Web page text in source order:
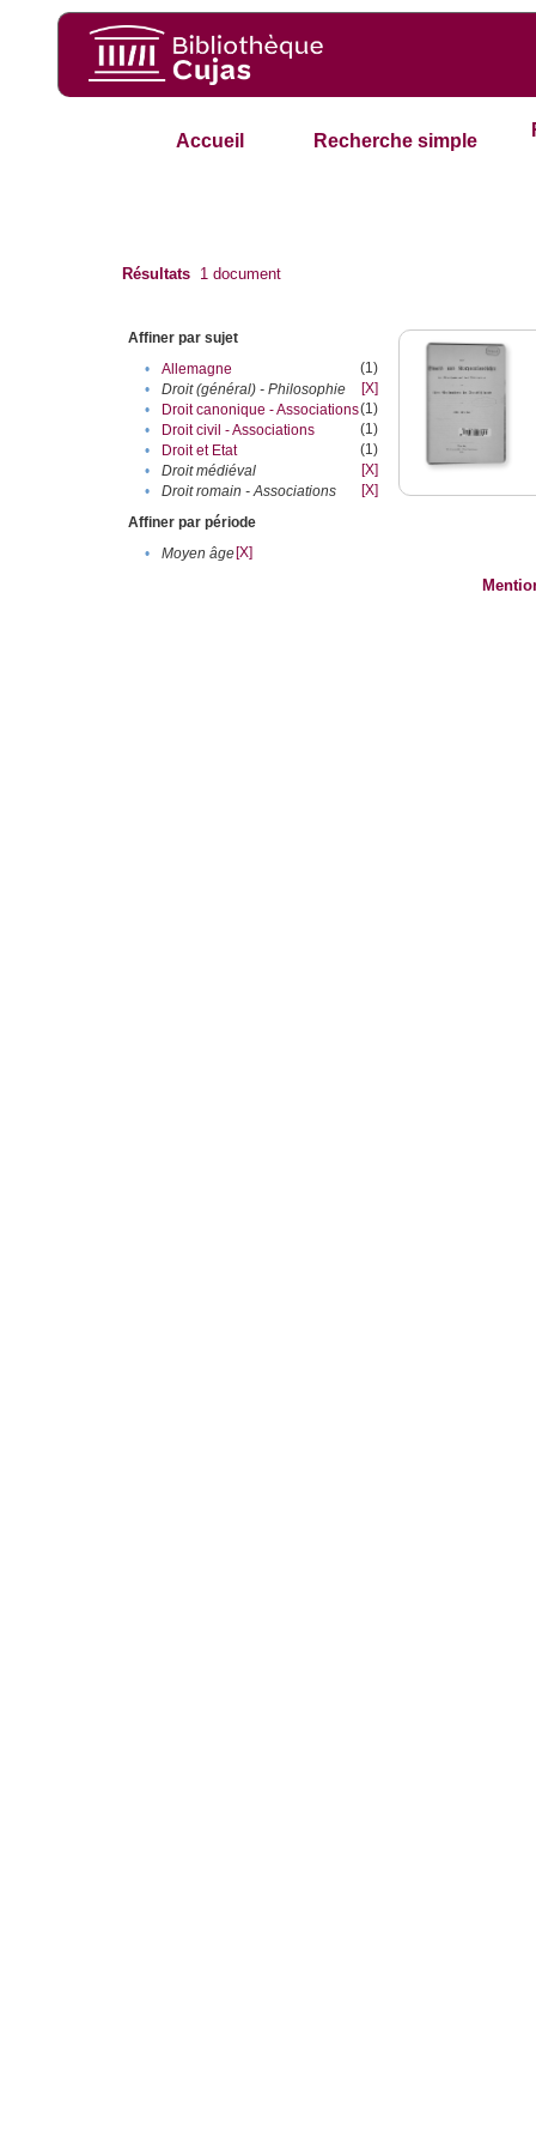
Accueil Recherche simple
Résultats 1 document
Affiner par sujet
•
Allemagne
(1)
•
Droit (général) - Philosophie
[X]
•
Droit canonique - Associations(1)
•
Droit civil - Associations
(1)
•
Droit et Etat
(1)
•
Droit médiéval
[X]
•
Droit romain - Associations
[X]
Affiner par période
•
Moyen âge[X]